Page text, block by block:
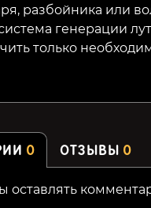
разбойника или
генерации
только
0 ОТЗЫВЫ 0
оставлять